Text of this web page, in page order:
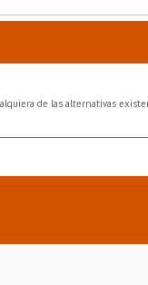
de las alternativas